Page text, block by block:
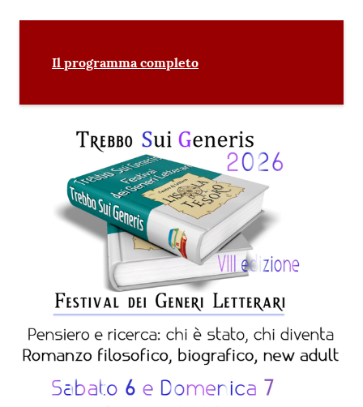
Il programma completo